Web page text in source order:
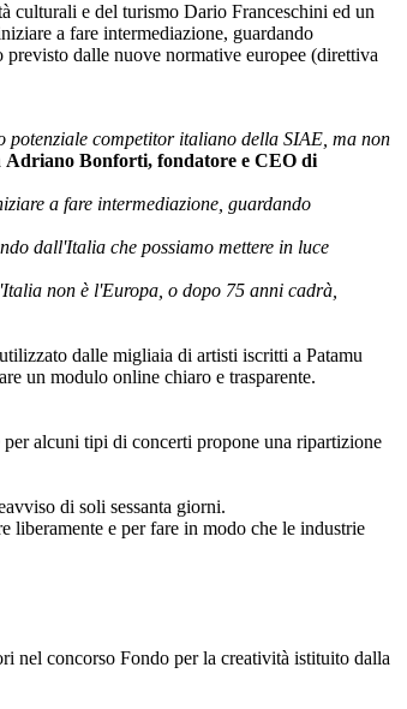
culturali e del turismo Dario Franceschini ed un
a fare intermediazione, guardando
dalle nuove normative europee (direttiva
potenziale competitor italiano della SIAE, ma non
Adriano Bonforti, fondatore e CEO di
a fare intermediazione, guardando
dall'Italia che possiamo mettere in luce
non è l'Europa, o dopo 75 anni cadrà,
dalle migliaia di artisti iscritti a Patamu
un modulo online chiaro e trasparente.
alcuni tipi di concerti propone una ripartizione
di soli sessanta giorni.
liberamente e per fare in modo che le industrie
nel concorso Fondo per la creatività istituito dalla